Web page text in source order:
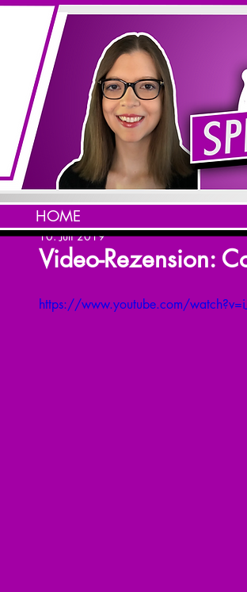
Video-Rezension:
10. Juli 2019
https://www.youtube.com/
HOME